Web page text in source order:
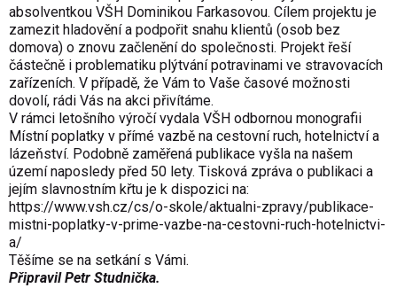
absolventkou VŠH Dominikou Farkasovou. Cílem projektu je
zamezit hladovění a podpořit snahu klientů (osob bez
domova) o znovu začlenění do společnosti. Projekt řeší
částečně i problematiku plýtvání potravinami ve stravovacích
zařízeních. V případě, že Vám to Vaše časové možnosti
dovolí, rádi Vás na akci přivítáme.
V rámci letošního výročí vydala VŠH odbornou monografii
Místní poplatky v přímé vazbě na cestovní ruch, hotelnictví a
lázeňství. Podobně zaměřená publikace vyšla na našem
území naposledy před 50 lety. Tisková zpráva o publikaci a
jejím slavnostním křtu je k dispozici na:
https://www.vsh.cz/cs/o-skole/aktualni-zpravy/publikace-
mistni-poplatky-v-prime-vazbe-na-cestovni-ruch-hotelnictvi-
a/
Těšíme se na setkání s Vámi.
Připravil Petr Studnička.